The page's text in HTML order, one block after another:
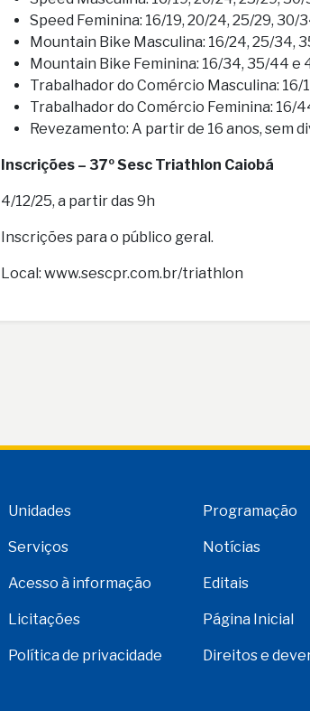
Speed Feminina: 16/19, 20/24, 25/29,
Mountain Bike Masculina: 16/24, 25/34,
Mountain Bike Feminina: 16/34, 35/44 e
Trabalhador do Comércio Masculina: 16/
Trabalhador do Comércio Feminina: 16/
Revezamento: A partir de 16 anos, sem
Inscrições – 37º Sesc Triathlon Caiobá
4/12/25, a partir das 9h
Inscrições para o público geral.
Local: www.sescpr.com.br/triathlon
Unidades Programação
Serviços Notícias
Acesso à informação Editais
Licitações Página Inicial
Política de privacidade Direitos e